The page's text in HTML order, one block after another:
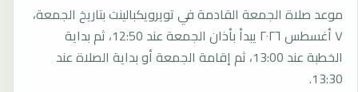
موعد صلاة الجمعة القادمة في تويرويكبالينت بتاريخ الجمعة،
٧ أغسطس ٢٠٢٦ يبدأ بأذان الجمعة عند 12:50، ثم بداية
الخطبة عند 13:00، ثم إقامة الجمعة أو بداية الصلاة عند
13:30.